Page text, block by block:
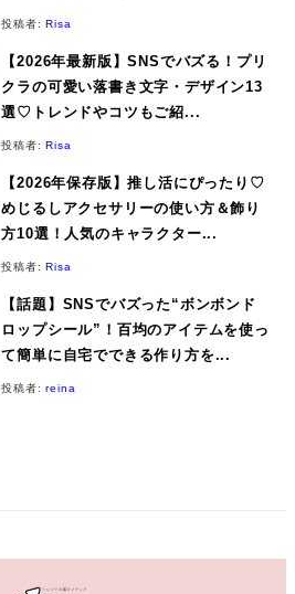
投稿者:Risa
【2026年最新版】SNSでバズる！プリ
クラの可愛い落書き文字・デザイン13
選♡トレンドやコツもご紹...
投稿者:Risa
【2026年保存版】推し活にぴったり♡
めじるしアクセサリーの使い方＆飾り
方10選！人気のキャラクター...
投稿者:Risa
【話題】SNSでバズった“ボンボンド
ロップシール”！百均のアイテムを使っ
て簡単に自宅でできる作り方を...
投稿者:reina